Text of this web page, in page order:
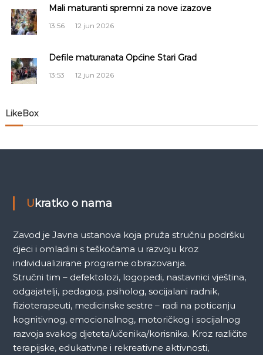
a
č
a
n
a
a
Mali maturanti spremni za nove izazove
13:56 12 jun 2026
Defile maturanata Općine Stari Grad
13:53 12 jun 2026
LikeBox
Ukratko o nama
Zavod je Javna ustanova koja pruža stručnu podršku
djeci i omladini s teškoćama u razvoju kroz
individualizirane programe obrazovanja.
Stručni tim – defektolozi, logopedi, nastavnici vještina,
odgajatelji, pedagog, psiholog, socijalani radnik,
fizioterapeuti, medicinske sestre – radi na poticanju
kognitivnog, emocionalnog, motoričkog i socijalnog
razvoja svakog djeteta/učenika/korisnika. Kroz različite
terapijske, edukativne i rekreativne aktivnosti,